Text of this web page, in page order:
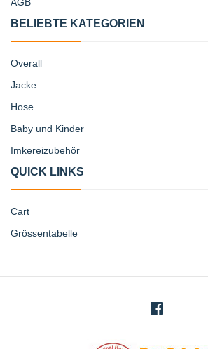
BELIEBTE KATEGORIEN
Overall
Jacke
Hose
Baby und Kinder
Imkereizubehör
QUICK LINKS
Cart
Grössentabelle